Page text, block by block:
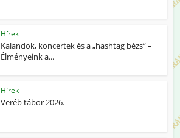
Hírek
Kalandok, koncertek és a „hashtag bézs” –
Élményeink a...
Hírek
Veréb tábor 2026.